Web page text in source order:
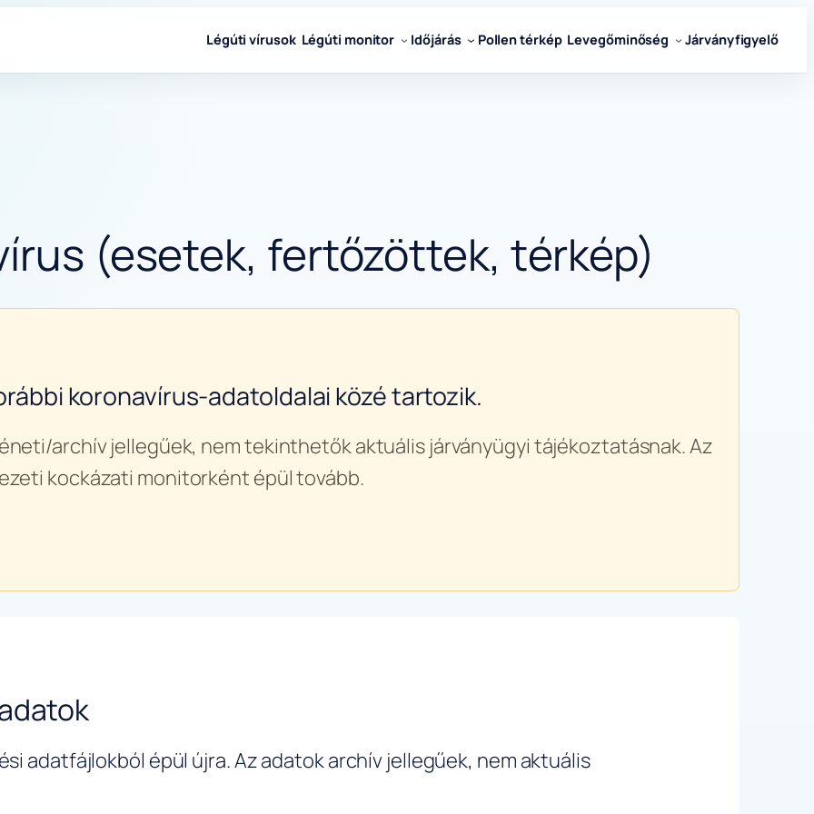
Légúti vírusok Légúti monitor Időjárás Pollen térkép Levegőminőség Járványfigyelő
(esetek, fertőzöttek, térkép)
koronavírus-adatoldalai közé tartozik.
archív jellegűek, nem tekinthetők aktuális járványügyi tájékoztatásnak. Az
kockázati monitorként épül tovább.
adatfájlokból épül újra. Az adatok archív jellegűek, nem aktuális